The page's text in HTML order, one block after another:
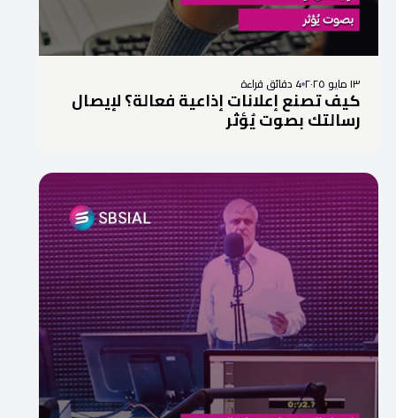
١٣ مايو ٢٠٢٥ 4 دقائق قراءة
كيف تصنع إعلانات إذاعية فعالة؟ لإيصال
رسالتك بصوت يُؤثر